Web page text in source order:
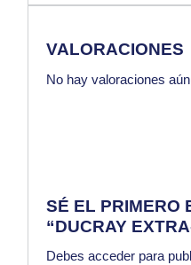
VALORACIONES
No hay valoraciones
SÉ EL PRIMERO
“DUCRAY
Debesacceder para